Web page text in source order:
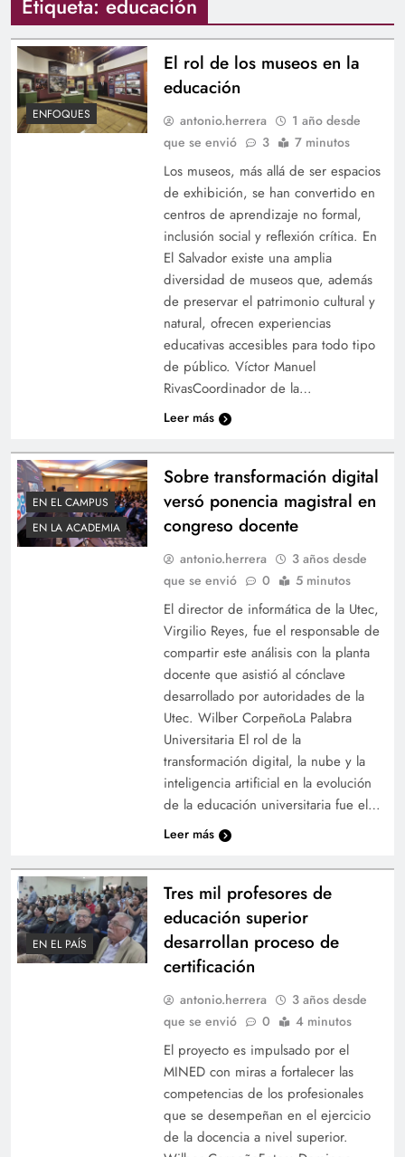
Etiqueta: educación
ENFOQUES
El rol de los museos en la
educación
antonio.herrera
1 año desde
que se envió
3 7 minutos
Los museos, más allá de ser espacios
de exhibición, se han convertido en
centros de aprendizaje no formal,
inclusión social y reflexión crítica. En
El Salvador existe una amplia
diversidad de museos que, además
de preservar el patrimonio cultural y
natural, ofrecen experiencias
educativas accesibles para todo tipo
de público. Víctor Manuel
RivasCoordinador de la…
Leer más
EN EL CAMPUS
EN LA ACADEMIA
Sobre transformación digital
versó ponencia magistral en
congreso docente
antonio.herrera
3 años desde
que se envió
0 5 minutos
El director de informática de la Utec,
Virgilio Reyes, fue el responsable de
compartir este análisis con la planta
docente que asistió al cónclave
desarrollado por autoridades de la
Utec. Wilber CorpeñoLa Palabra
Universitaria El rol de la
transformación digital, la nube y la
inteligencia artificial en la evolución
de la educación universitaria fue el…
Leer más
EN EL PAÍS
Tres mil profesores de
educación superior
desarrollan proceso de
certificación
antonio.herrera
3 años desde
que se envió
0 4 minutos
El proyecto es impulsado por el
MINED con miras a fortalecer las
competencias de los profesionales
que se desempeñan en el ejercicio
de la docencia a nivel superior.